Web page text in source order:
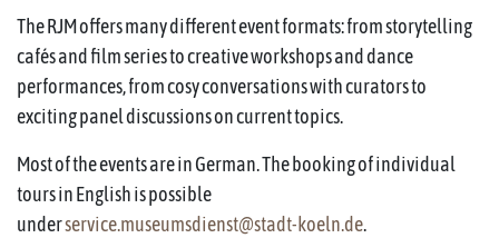
The RJM offers many different event formats: from storytelling
cafés and film series to creative workshops and dance
performances, from cosy conversations with curators to
exciting panel discussions on current topics.
Most of the events are in German. The booking of individual
tours in English is possible
underservice.museumsdienst@stadt-koeln.de.